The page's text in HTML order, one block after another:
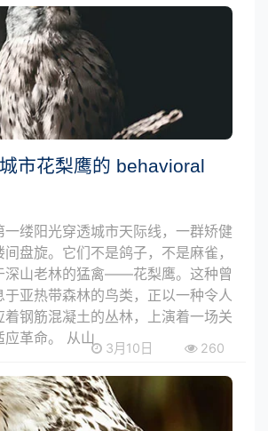
市花梨鹰的 behavioral
一缕阳光穿透城市天际线，一群矫健
盘旋。它们不是鸽子，不是麻雀，
深山老林的猛禽——花梨鹰。这种曾
亚热带森林的鸟类，正以一种令人
钢筋混凝土的丛林，上演着一场关
应革命。 从山
3月10日 260